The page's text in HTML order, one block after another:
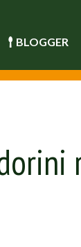
BLOGGER